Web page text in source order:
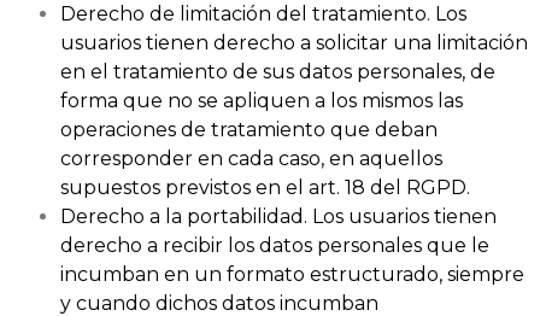
Derecho de limitación del tratamiento. Los
usuarios tienen derecho a solicitar una limitación
en el tratamiento de sus datos personales, de
forma que no se apliquen a los mismos las
operaciones de tratamiento que deban
corresponder en cada caso, en aquellos
supuestos previstos en el art. 18 del RGPD.
Derecho a la portabilidad. Los usuarios tienen
derecho a recibir los datos personales que le
incumban en un formato estructurado, siempre
y cuando dichos datos incumban